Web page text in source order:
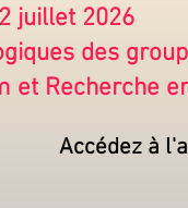
juillet 2026
des
et Recherche
Accédez à